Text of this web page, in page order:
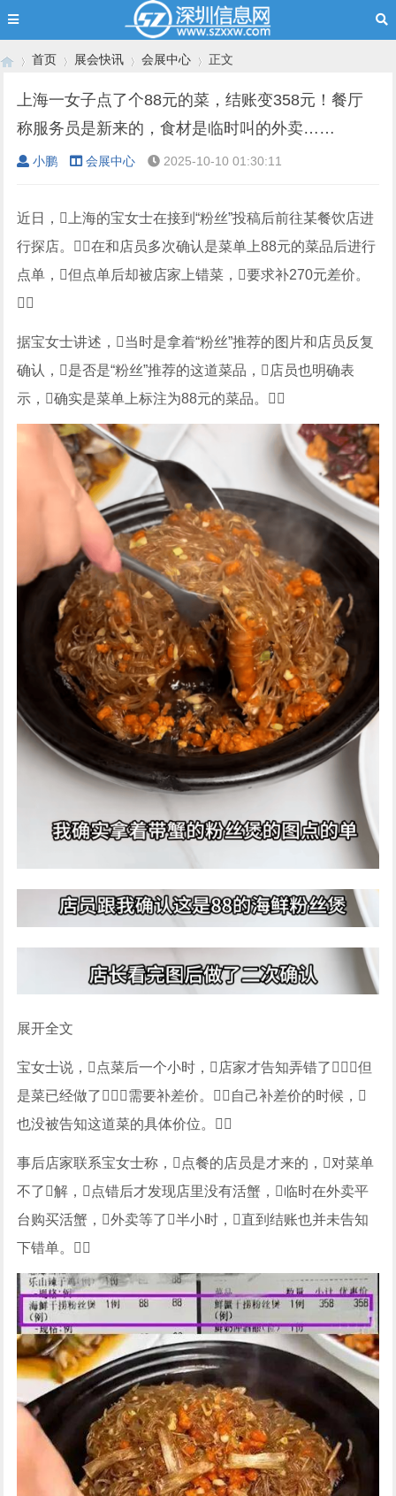
›
首页
›
展会快讯
›
会展中心
›
正文
上海一女子点了个88元的菜，结账变358元！餐厅
称服务员是新来的，食材是临时叫的外卖……
小鹏 会展中心 2025-10-10 01:30:11
近日，上海的宝女士在接到“粉丝”投稿后前往某餐饮店进
行探店。在和店员多次确认是菜单上88元的菜品后进行
点单，但点单后却被店家上错菜，要求补270元差价。

据宝女士讲述，当时是拿着“粉丝”推荐的图片和店员反复
确认，是否是“粉丝”推荐的这道菜品，店员也明确表
示，确实是菜单上标注为88元的菜品。
展开全文
宝女士说，点菜后一个小时，店家才告知弄错了，但
是菜已经做了，需要补差价。自己补差价的时候，
也没被告知这道菜的具体价位。
事后店家联系宝女士称，点餐的店员是才来的，对菜单
不了解，点错后才发现店里没有活蟹，临时在外卖平
台购买活蟹，外卖等了半小时，直到结账也并未告知
下错单。